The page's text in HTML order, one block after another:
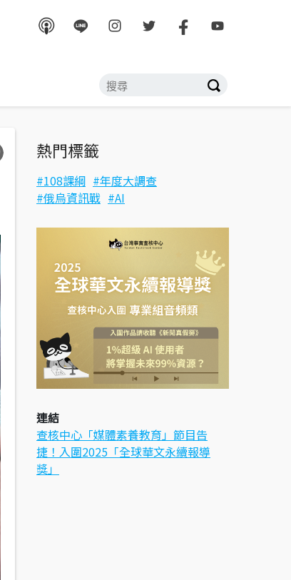
熱門標籤
108課綱
年度大調查
俄烏資訊戰
AI
連結
查核中心「媒體素養教育」節目告
捷！入圍2025「全球華文永續報導
獎」